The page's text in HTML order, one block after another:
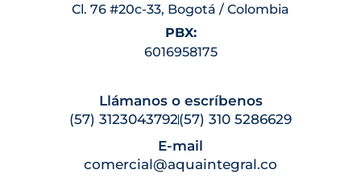
Cl. 76 #20c-33, Bogotá / Colombia
PBX:
6016958175
Llámanos o escríbenos
(57) 3123043792(57) 310 5286629
E-mail
comercial@aquaintegral.co